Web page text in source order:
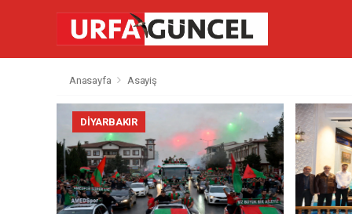
Anasayfa Asayiş
DIYARBAKIR